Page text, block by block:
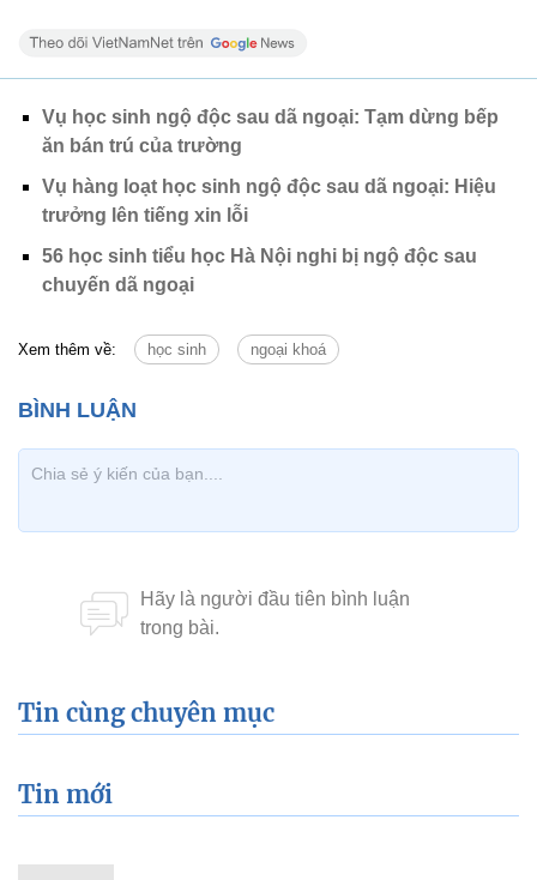
Vụ học sinh ngộ độc sau dã ngoại: Tạm dừng bếp
ăn bán trú của trường
Vụ hàng loạt học sinh ngộ độc sau dã ngoại: Hiệu
trưởng lên tiếng xin lỗi
56 học sinh tiểu học Hà Nội nghi bị ngộ độc sau
chuyến dã ngoại
Xem thêm về: học sinh ngoại khoá
Tin cùng chuyên mục
Tin mới